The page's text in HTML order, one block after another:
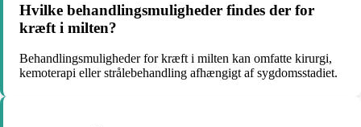
Hvilke behandlingsmuligheder findes der for
kræft i milten?
Behandlingsmuligheder for kræft i milten kan omfatte kirurgi,
kemoterapi eller strålebehandling afhængigt af sygdomsstadiet.